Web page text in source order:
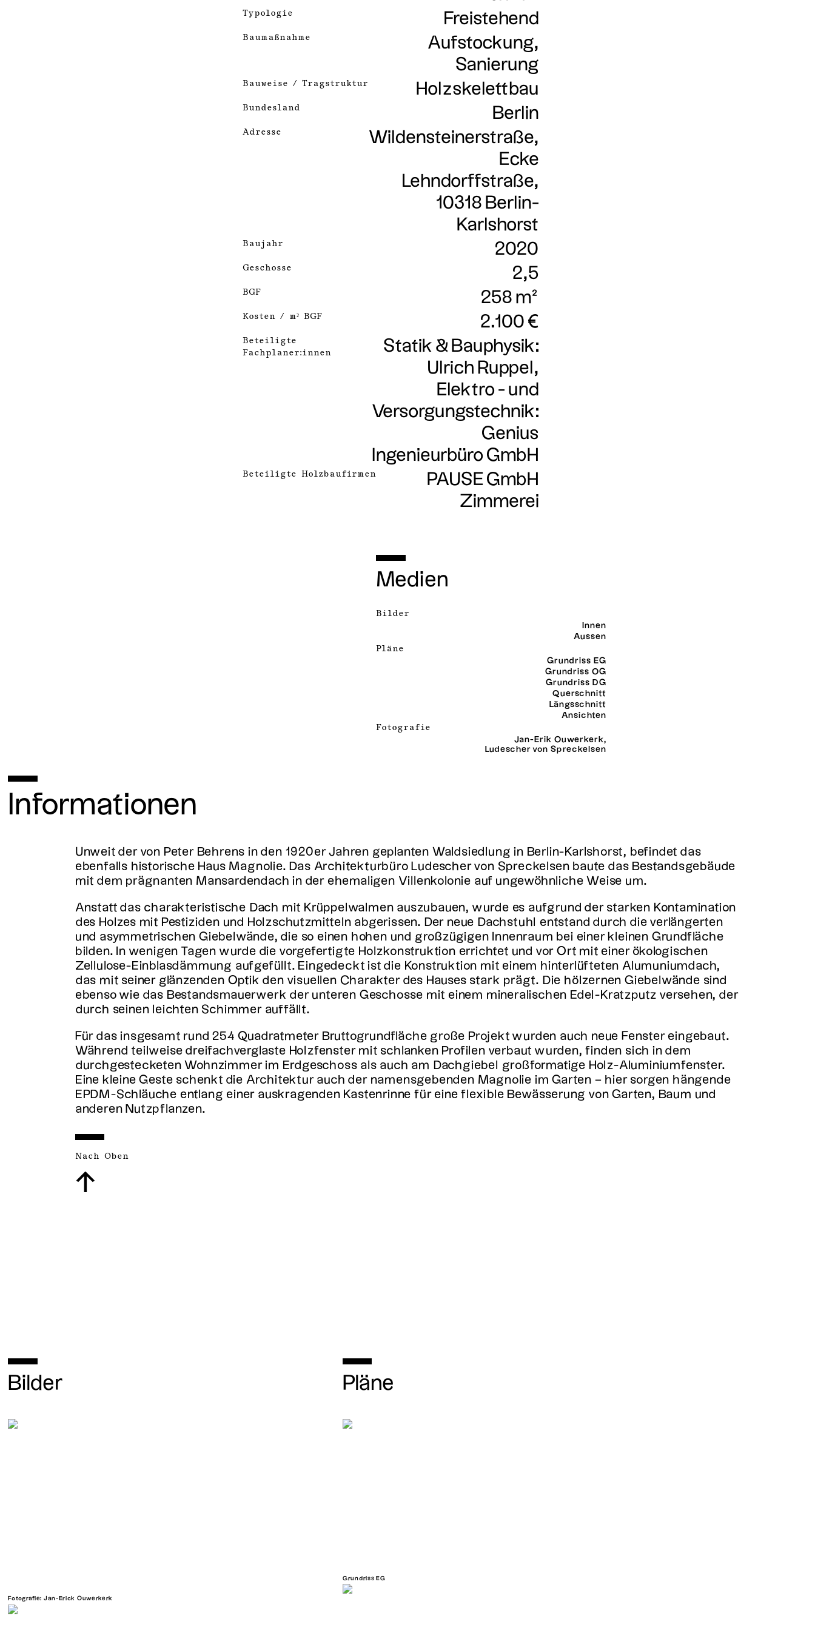
Typologie Freistehend
Baumaßnahme
Aufstockung,
Sanierung
Bauweise / Tragstruktur Holzskelettbau
Bundesland Berlin
Adresse
Wildensteinerstraße,
Ecke
Lehndorffstraße,
10318 Berlin-
Karlshorst
Baujahr 2020
Geschosse 2,5
BGF 258 m²
Kosten / m² BGF 2.100 €
Beteiligte
Fachplaner:innen
Statik & Bauphysik:
Ulrich Ruppel,
Elektro - und
Versorgungstechnik:
Genius
Ingenieurbüro GmbH
Beteiligte Holzbaufirmen
PAUSE GmbH
Zimmerei
Medien
Bilder
Innen
Aussen
Pläne
Grundriss EG
Grundriss OG
Grundriss DG
Querschnitt
Längsschnitt
Ansichten
Fotografie
Jan-Erik Ouwerkerk,
Ludescher von Spreckelsen
Informationen
Unweit der von Peter Behrens in den 1920er Jahren geplanten Waldsiedlung in Berlin-Karlshorst, befindet das
ebenfalls historische Haus Magnolie. Das Architekturbüro Ludescher von Spreckelsen baute das Bestandsgebäude
mit dem prägnanten Mansardendach in der ehemaligen Villenkolonie auf ungewöhnliche Weise um.
Anstatt das charakteristische Dach mit Krüppelwalmen auszubauen, wurde es aufgrund der starken Kontamination
des Holzes mit Pestiziden und Holzschutzmitteln abgerissen. Der neue Dachstuhl entstand durch die verlängerten
und asymmetrischen Giebelwände, die so einen hohen und großzügigen Innenraum bei einer kleinen Grundfläche
bilden. In wenigen Tagen wurde die vorgefertigte Holzkonstruktion errichtet und vor Ort mit einer ökologischen
Zellulose-Einblasdämmung aufgefüllt. Eingedeckt ist die Konstruktion mit einem hinterlüfteten Alumuniumdach,
das mit seiner glänzenden Optik den visuellen Charakter des Hauses stark prägt. Die hölzernen Giebelwände sind
ebenso wie das Bestandsmauerwerk der unteren Geschosse mit einem mineralischen Edel-Kratzputz versehen, der
durch seinen leichten Schimmer auffällt.
Für das insgesamt rund 254 Quadratmeter Bruttogrundfläche große Projekt wurden auch neue Fenster eingebaut.
Während teilweise dreifachverglaste Holzfenster mit schlanken Profilen verbaut wurden, finden sich in dem
durchgestecketen Wohnzimmer im Erdgeschoss als auch am Dachgiebel großformatige Holz-Aluminiumfenster.
Eine kleine Geste schenkt die Architektur auch der namensgebenden Magnolie im Garten – hier sorgen hängende
EPDM-Schläuche entlang einer auskragenden Kastenrinne für eine flexible Bewässerung von Garten, Baum und
anderen Nutzpflanzen.
Nach Oben
↑
Bilder Pläne
Fotografie: Jan-Erick Ouwerkerk
Grundriss EG